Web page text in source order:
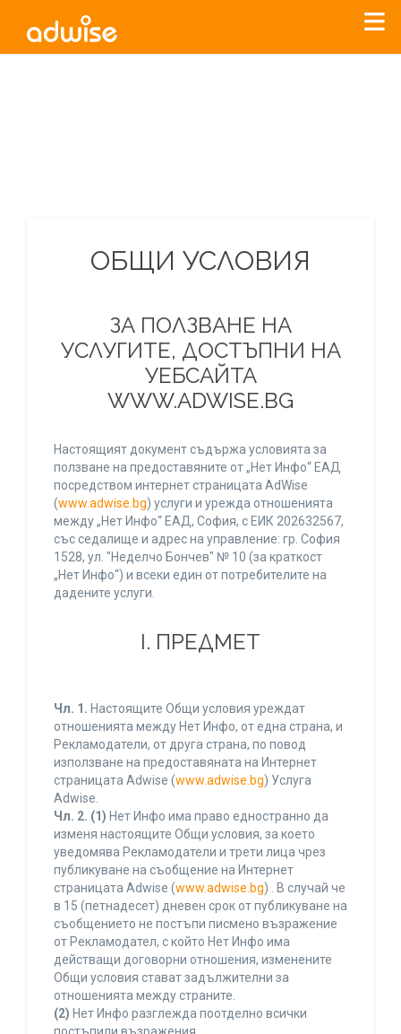
ОБЩИ УСЛОВИЯ
ЗА ПОЛЗВАНЕ НА
УСЛУГИТЕ, ДОСТЪПНИ НА
УЕБСАЙТА
WWW.ADWISE.BG
Настоящият документ съдържа условията за
ползване на предоставяните от „Нет Инфо“ ЕАД
посредством интернет страницата AdWise
(www.adwise.bg) услуги и урежда отношенията
между „Нет Инфо“ ЕАД, София, с ЕИК 202632567,
със седалище и адрес на управление: гр. София
1528, ул. "Неделчо Бончев" № 10 (за краткост
„Нет Инфо“) и всеки един от потребителите на
дадените услуги.
І. ПРЕДМЕТ
Чл. 1. Настоящите Общи условия уреждат
отношенията между Нет Инфо, от една страна, и
Рекламодатели, от друга страна, по повод
използване на предоставяната на Интернет
страницата Adwise (www.adwise.bg) Услуга
Adwise.
Чл. 2. (1) Нет Инфо има право едностранно да
изменя настоящите Общи условия, за което
уведомява Рекламодатели и трети лица чрез
публикуване на съобщение на Интернет
страницата Adwise (www.adwise.bg) . В случай че
в 15 (петнадесет) дневен срок от публикуване на
съобщението не постъпи писмено възражение
от Рекламодател, с който Нет Инфо има
действащи договорни отношения, изменените
Общи условия стават задължителни за
отношенията между страните.
(2) Нет Инфо разглежда поотделно всички